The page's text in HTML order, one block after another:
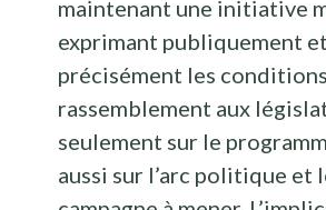
maintenant une initiative
exprimant publiquement et
précisément les conditions
rassemblement aux
seulement sur le
aussi sur l’arc politique et